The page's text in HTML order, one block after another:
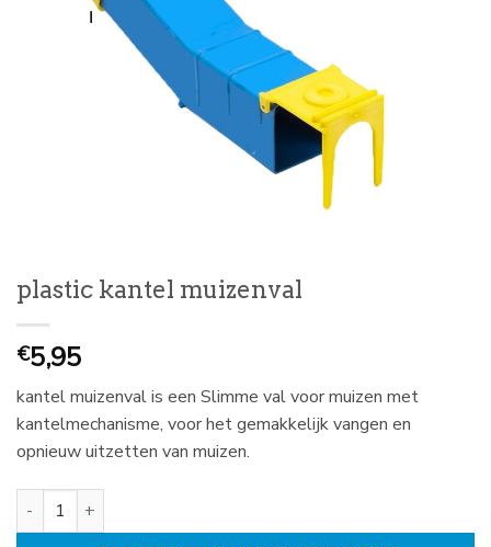
plastic kantel muizenval
€5,95
kantel muizenval is een Slimme val voor muizen met
kantelmechanisme, voor het gemakkelijk vangen en
opnieuw uitzetten van muizen.
plastic kantel muizenval aantal